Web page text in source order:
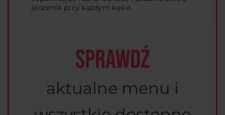
jedzenia przy każdym kęsie.
SPRAWDŹ
aktualne menu i